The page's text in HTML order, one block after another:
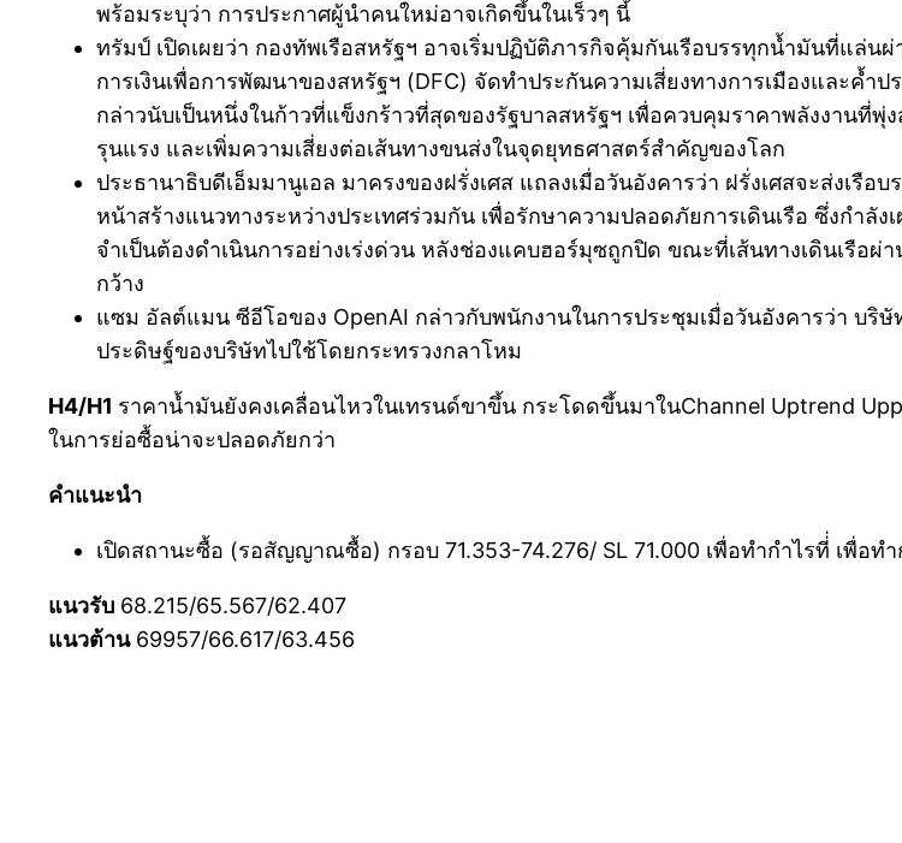
พร้อมระบุว่า การประกาศผู้นำคนใหม่อาจเกิดขึ้นในเร็วๆ นี้
ทรัมป์ เปิดเผยว่า กองทัพเรือสหรัฐฯ อาจเริ่มปฏิบัติภารกิจคุ้มกันเรือบรรทุกน้ำมันที่แล่
การเงินเพื่อการพัฒนาของสหรัฐฯ (DFC) จัดทำประกันความเสี่ยงทางการเมืองและค้ำ
กล่าวนับเป็นหนึ่งในก้าวที่แข็งกร้าวที่สุดของรัฐบาลสหรัฐฯ เพื่อควบคุมราคาพลังงานที่
รุนแรง และเพิ่มความเสี่ยงต่อเส้นทางขนส่งในจุดยุทธศาสตร์สำคัญของโลก
ประธานาธิบดีเอ็มมานูเอล มาครงของฝรั่งเศส แถลงเมื่อวันอังคารว่า ฝรั่งเศสจะส่งเรือ
หน้าสร้างแนวทางระหว่างประเทศร่วมกัน เพื่อรักษาความปลอดภัยการเดินเรือ ซึ่งกำ
จำเป็นต้องดำเนินการอย่างเร่งด่วน หลังช่องแคบฮอร์มุซถูกปิด ขณะที่เส้นทางเดินเรือ
กว้าง
แซม อัลต์แมน ซีอีโอของ OpenAI กล่าวกับพนักงานในการประชุมเมื่อวันอังคารว่า บริ
ประดิษฐ์ของบริษัทไปใช้โดยกระทรวงกลาโหม
H4/H1 ราคาน้ำมันยังคงเคลื่อนไหวในเทรนด์ขาขึ้น กระโดดขึ้นมาในChannel Uptrend
ในการย่อซื้อน่าจะปลอดภัยกว่า
คำแนะนำ
เปิดสถานะซื้อ (รอสัญญาณซื้อ) กรอบ 71.353-74.276/ SL 71.000 เพื่อทำกำไรที่่ เพื่อ
แนวรับ 68.215/65.567/62.407
แนวต้าน69957/66.617/63.456